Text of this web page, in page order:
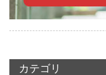
カテゴリ